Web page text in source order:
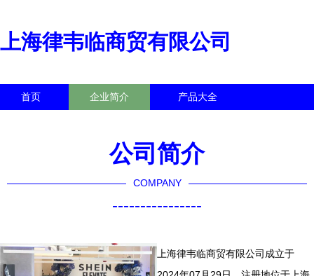
上海律韦临商贸有限公司
首页 企业简介 产品大全
公司简介
COMPANY
----------------
上海律韦临商贸有限公司成立于